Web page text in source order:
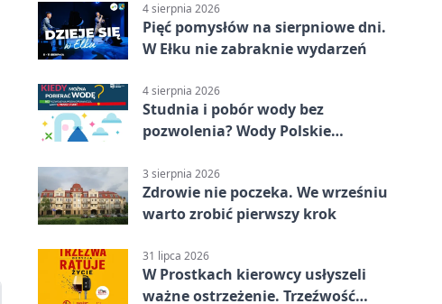
4 sierpnia 2026
Pięć pomysłów na sierpniowe dni.
W Ełku nie zabraknie wydarzeń
4 sierpnia 2026
Studnia i pobór wody bez
pozwolenia? Wody Polskie
3 sierpnia 2026
Zdrowie nie poczeka. We wrześniu
warto zrobić pierwszy krok
31 lipca 2026
W Prostkach kierowcy usłyszeli
ważne ostrzeżenie. Trzeźwość